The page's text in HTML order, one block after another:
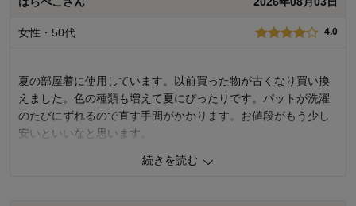
身長（cm）：
サイズ：
女性・50代 4.0
夏の部屋着に使用しています。以前買った物が古くなり買い換
えました。色の種類も増えて夏にぴったりです。パットが洗濯
のたびにずれるので直す手間がかかります。お値段がもう少し
安いといいなと思います。
人が参考になりました
続きを読む